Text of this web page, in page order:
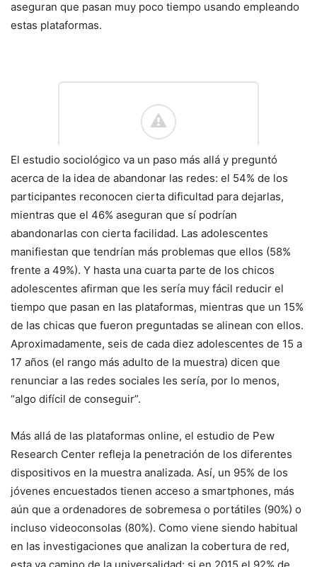
aseguran que pasan muy poco tiempo usando empleando
estas plataformas.
El estudio sociológico va un paso más allá y preguntó
acerca de la idea de abandonar las redes: el 54% de los
participantes reconocen cierta dificultad para dejarlas,
mientras que el 46% aseguran que sí podrían
abandonarlas con cierta facilidad. Las adolescentes
manifiestan que tendrían más problemas que ellos (58%
frente a 49%). Y hasta una cuarta parte de los chicos
adolescentes afirman que les sería muy fácil reducir el
tiempo que pasan en las plataformas, mientras que un 15%
de las chicas que fueron preguntadas se alinean con ellos.
Aproximadamente, seis de cada diez adolescentes de 15 a
17 años (el rango más adulto de la muestra) dicen que
renunciar a las redes sociales les sería, por lo menos,
“algo difícil de conseguir”.
Más allá de las plataformas online, el estudio de Pew
Research Center refleja la penetración de los diferentes
dispositivos en la muestra analizada. Así, un 95% de los
jóvenes encuestados tienen acceso a smartphones, más
aún que a ordenadores de sobremesa o portátiles (90%) o
incluso videoconsolas (80%). Como viene siendo habitual
en las investigaciones que analizan la cobertura de red,